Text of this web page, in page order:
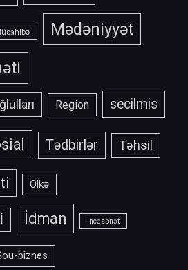
Mədəniyyət
Region secilmis
Tədbirlər Təhsil
Ölkə
İdman İncəsənət
biznes